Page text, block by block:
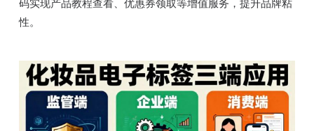
码实现产品教程查看、优惠券领取等增值服务，提升品牌粘
性。